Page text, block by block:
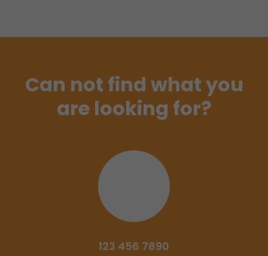
Can not find what you
are looking for?
123 456 7890